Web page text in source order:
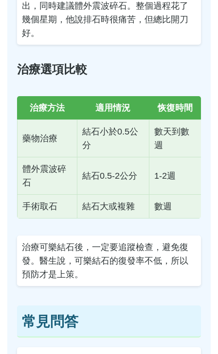
出，同時建議體外震波碎石。整個過程花了
幾個星期，他說排石時很痛苦，但總比開刀
好。
治療選項比較
治療方法 適用情況 恢復時間
藥物治療
結石小於0.5公
分
數天到數
週
體外震波碎
石
結石0.5-2公分 1-2週
手術取石 結石大或複雜 數週
治療可樂結石後，一定要追蹤檢查，避免復
發。醫生說，可樂結石的復發率不低，所以
預防才是上策。
常見問答